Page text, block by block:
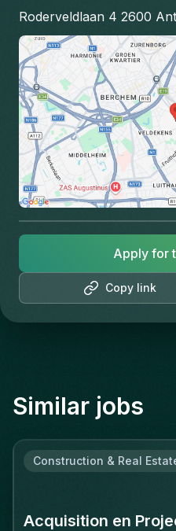
Roderveldlaan 4 2600
Copy link
Apply for
Similar jobs
Construction & Real
Acquisition en